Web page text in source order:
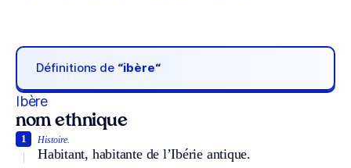
Définitions de “ibère“
Ibère
nom ethnique
Histoire.
Habitant, habitante de l’Ibérie antique.
1